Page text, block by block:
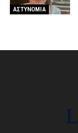
ΑΣΤΥΝΟΜΙΑ